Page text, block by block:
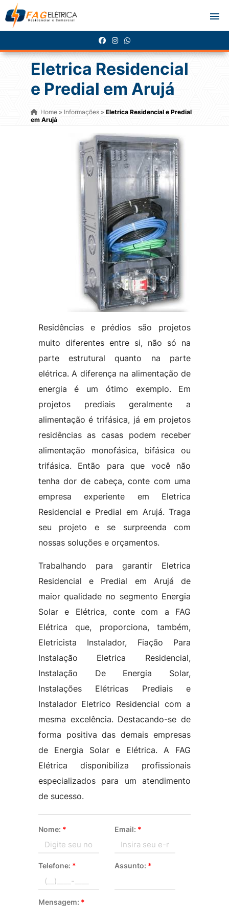
Eletrica Residencial
e Predial em Arujá
Home» Informações » Eletrica Residencial e Predial
em Arujá
Residências e prédios são projetos
muito diferentes entre si, não só na
parte estrutural quanto na parte
elétrica. A diferença na alimentação de
energia é um ótimo exemplo. Em
projetos prediais geralmente a
alimentação é trifásica, já em projetos
residências as casas podem receber
alimentação monofásica, bifásica ou
trifásica. Então para que você não
tenha dor de cabeça, conte com uma
empresa experiente em Eletrica
Residencial e Predial em Arujá. Traga
seu projeto e se surpreenda com
nossas soluções e orçamentos.
Trabalhando para garantir Eletrica
Residencial e Predial em Arujá de
maior qualidade no segmento Energia
Solar e Elétrica, conte com a FAG
Elétrica que, proporciona, também,
Eletricista Instalador, Fiação Para
Instalação Eletrica Residencial,
Instalação De Energia Solar,
Instalações Elétricas Prediais e
Instalador Eletrico Residencial com a
mesma excelência. Destacando-se de
forma positiva das demais empresas
de Energia Solar e Elétrica. A FAG
Elétrica disponibiliza profissionais
especializados para um atendimento
de sucesso.
Nome: * Email: *
Telefone: * Assunto: *
Mensagem: *